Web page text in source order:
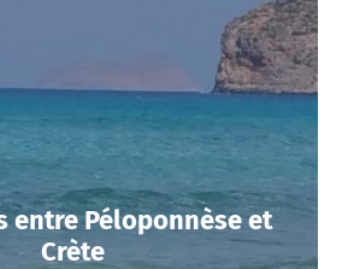
entre Péloponnèse et
Crète